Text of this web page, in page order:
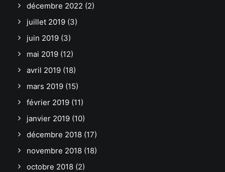
décembre 2022 (2)
juillet 2019 (3)
juin 2019 (3)
mai 2019 (12)
avril 2019 (18)
mars 2019 (15)
février 2019 (11)
janvier 2019 (10)
décembre 2018 (17)
novembre 2018 (18)
octobre 2018 (2)